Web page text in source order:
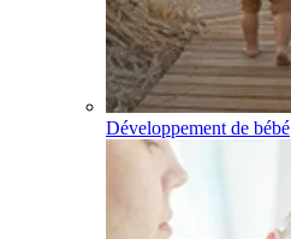
Développement de bébé